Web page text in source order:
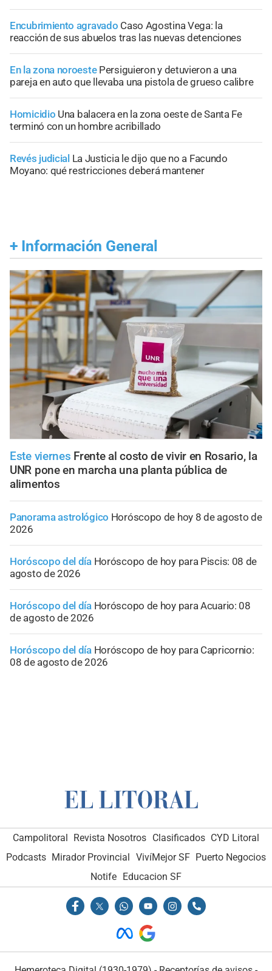
Encubrimiento agravado Caso Agostina Vega: la
reacción de sus abuelos tras las nuevas detenciones
En la zona noroeste Persiguieron y detuvieron a una
pareja en auto que llevaba una pistola de grueso calibre
Homicidio Una balacera en la zona oeste de Santa Fe
terminó con un hombre acribillado
Revés judicial La Justicia le dijo que no a Facundo
Moyano: qué restricciones deberá mantener
+ Información General
Este viernes Frente al costo de vivir en Rosario, la
UNR pone en marcha una planta pública de
alimentos
Panorama astrológico Horóscopo de hoy 8 de agosto de
2026
Horóscopo del día Horóscopo de hoy para Piscis: 08 de
agosto de 2026
Horóscopo del día Horóscopo de hoy para Acuario: 08
de agosto de 2026
Horóscopo del día Horóscopo de hoy para Capricornio:
08 de agosto de 2026
Campolitoral Revista Nosotros Clasificados CYD Litoral
Podcasts Mirador Provincial VivíMejor SF Puerto Negocios
Notife Educacion SF